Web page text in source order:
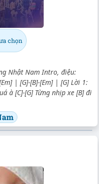
chọn
Nhật Nam Intro, điệu:
| [G]-[B]-[Em] | [G] Lời 1:
à [C]-[G] Từng nhịp xe [B] đi